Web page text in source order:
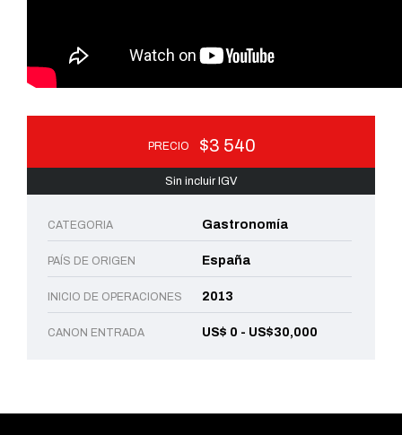
PRECIO $3 540
Sin incluir IGV
CATEGORIA Gastronomía
PAÍS DE ORIGEN España
INICIO DE OPERACIONES 2013
CANON ENTRADA US$ 0 - US$30,000